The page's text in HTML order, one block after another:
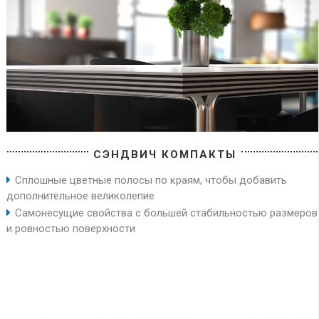
СЭНДВИЧ КОМПАКТЫ
Сплошные цветные полосы по краям, чтобы добавить
дополнительное великолепие
Самонесущие свойства с большей стабильностью размеров
и ровностью поверхности